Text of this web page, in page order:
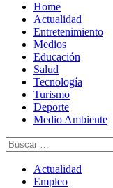
Home
Actualidad
Entretenimiento
Medios
Educación
Salud
Tecnología
Turismo
Deporte
Medio Ambiente
Buscar:
Actualidad
Empleo